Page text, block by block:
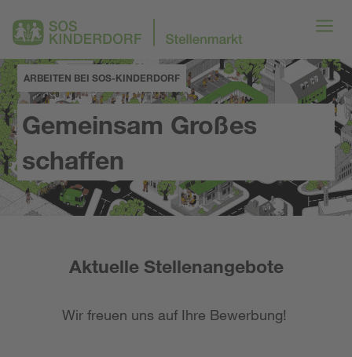
ARBEITEN BEI SOS-KINDERDORF
Gemeinsam Großes
schaffen
Aktuelle Stellenangebote
Wir freuen uns auf Ihre Bewerbung!